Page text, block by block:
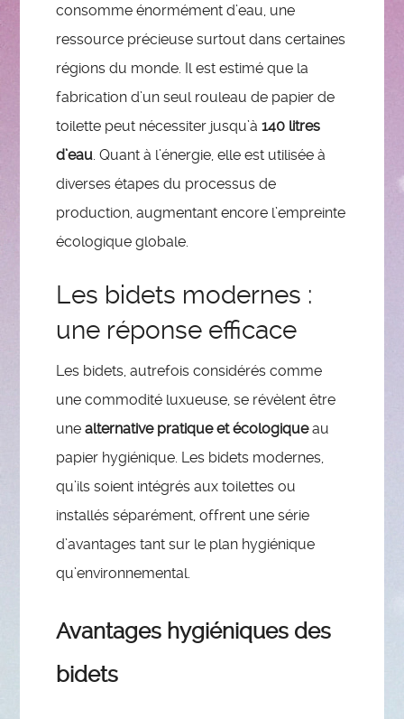
consomme énormément d’eau, une
ressource précieuse surtout dans certaines
régions du monde. Il est estimé que la
fabrication d’un seul rouleau de papier de
toilette peut nécessiter jusqu’à140 litres
d’eau . Quant à l’énergie, elle est utilisée à
diverses étapes du processus de
production, augmentant encore l’empreinte
écologique globale.
Les bidets modernes :
une réponse efficace
Les bidets, autrefois considérés comme
une commodité luxueuse, se révèlent être
unealternative pratique et écologiqueau
papier hygiénique. Les bidets modernes,
qu’ils soient intégrés aux toilettes ou
installés séparément, offrent une série
d’avantages tant sur le plan hygiénique
qu’environnemental.
Avantages hygiéniques des
bidets